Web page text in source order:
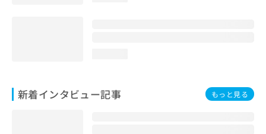
新着インタビュー記事 もっと見る